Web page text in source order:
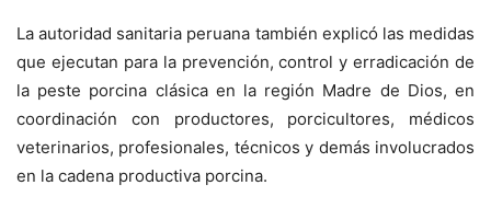
La autoridad sanitaria peruana también explicó las medidas
que ejecutan para la prevención, control y erradicación de
la peste porcina clásica en la región Madre de Dios, en
coordinación con productores, porcicultores, médicos
veterinarios, profesionales, técnicos y demás involucrados
en la cadena productiva porcina.